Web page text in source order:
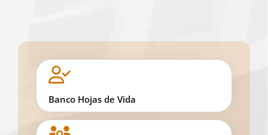
Banco Hojas de Vida